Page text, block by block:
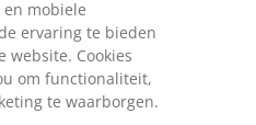
en mobiele
ervaring te bieden
website. Cookies
om functionaliteit,